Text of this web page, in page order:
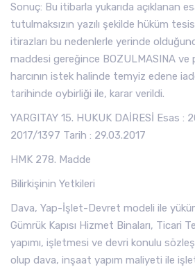
Sonuç: Bu itibarla yukarıda açıklanan
tutulmaksızın yazılı şekilde hüküm
itirazları bu nedenlerle yerinde
maddesi gereğince BOZULMASINA ve
harcının istek halinde temyiz edene
tarihinde oybirliği ile, karar verildi.
YARGITAY 15. HUKUK DAİRESİ Esas :
2017/1397 Tarih : 29.03.2017
HMK 278. Madde
Bilirkişinin Yetkileri
Dava, Yap-İşlet-Devret modeli ile
Gümrük Kapısı Hizmet Binaları, Ticari
yapımı, işletmesi ve devri konulu
olup dava, inşaat yapım maliyeti ile